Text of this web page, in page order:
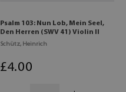
Psalm 103: Nun Lob, Mein Seel,
Den Herren (SWV 41) Violin II
Schütz, Heinrich
£4.00